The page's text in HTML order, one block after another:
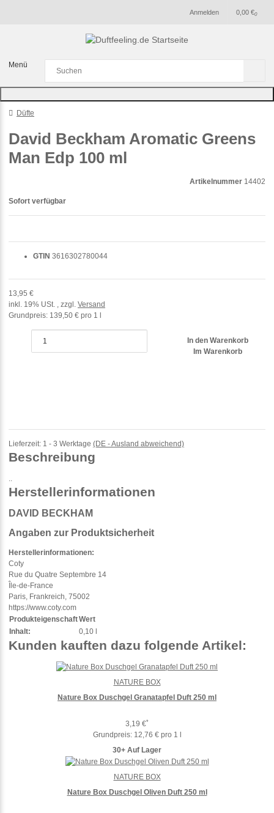
Anmelden 0
0,00 €
Menü
Düfte
David Beckham Aromatic Greens
Man Edp 100 ml
Artikelnummer 14402
GTIN 3616302780044
13,95 €
inkl. 19% USt. , zzgl. Versand
Grundpreis: 139,50 € pro 1 l
In den Warenkorb
Im Warenkorb
Sofort verfügbar
Lieferzeit: 1 - 3 Werktage (DE - Ausland abweichend)
Beschreibung
Herstellerinformationen
DAVID BECKHAM
Angaben zur Produktsicherheit
Herstellerinformationen:
Coty
Rue du Quatre Septembre 14
Île-de-France
Paris, Frankreich, 75002
https://www.coty.com
ProdukteigenschaftWert
Inhalt:
0,10 l
Kunden kauften dazu folgende Artikel:
Nature Box Duschgel Granatapfel Duft 250 ml
3,19 €*
Grundpreis: 12,76 € pro 1 l
30+ Auf Lager
NATURE BOX
Nature Box Duschgel Oliven Duft 250 ml
NATURE BOX